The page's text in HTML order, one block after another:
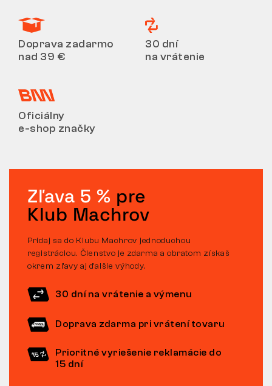
Doprava zadarmo
nad 39 €
30 dní
na vrátenie
Oficiálny
e-shop značky
Zľava 5 % pre
Klub Machrov
Pridaj sa do Klubu Machrov jednoduchou
registráciou. Členstvo je zdarma a obratom získaš
okrem zľavy aj ďalšie výhody.
30 dní na vrátenie a výmenu
Doprava zdarma pri vrátení tovaru
Prioritné vyriešenie reklamácie do
15 dní